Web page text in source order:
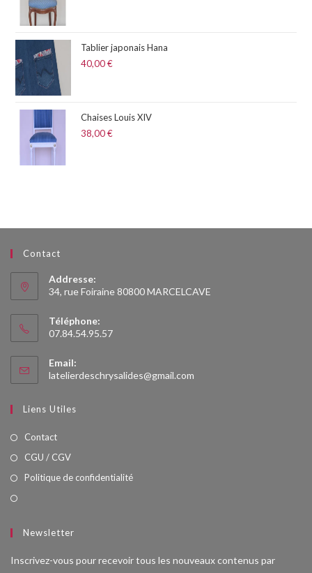
Tablier japonais Hana
40,00€
Chaises Louis XIV
38,00€
Contact
Addresse:
34, rue Foiraine 80800 MARCELCAVE
Téléphone:
07.84.54.95.57
Email:
latelierdeschrysalides@gmail.com
Liens Utiles
Contact
CGU / CGV
Politique de confidentialité
Newsletter
Inscrivez-vous pour recevoir tous les nouveaux contenus par